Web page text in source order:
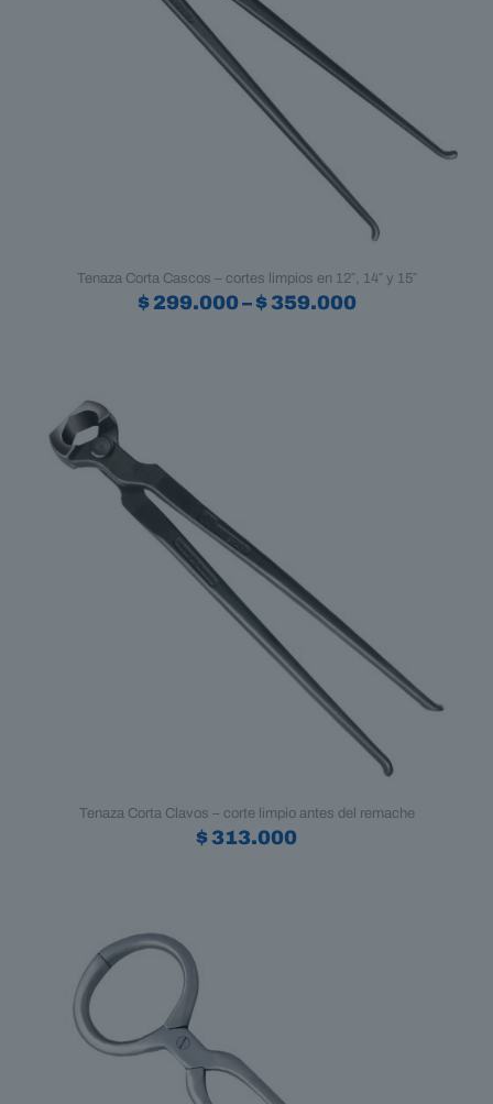
Tenaza Corta Cascos – cortes limpios en 12″, 14″ y 15″
$299.000–$359.000Price
en
la
página
de
producto
Tenaza Corta Clavos – corte limpio antes del remache
$ 313.000